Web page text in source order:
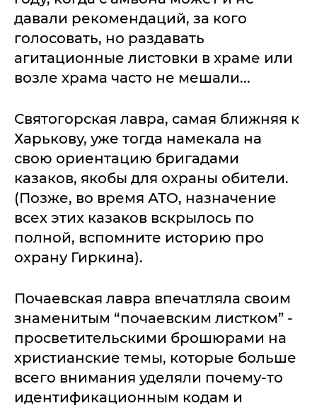
давали рекомендаций, за кого
голосовать, но раздавать
агитационные листовки в храме или
возле храма часто не мешали...
Святогорская лавра, самая ближняя к
Харькову, уже тогда намекала на
свою ориентацию бригадами
казаков, якобы для охраны обители.
(Позже, во время АТО, назначение
всех этих казаков вскрылось по
полной, вспомните историю про
охрану Гиркина).
Почаевская лавра впечатляла своим
знаменитым “почаевским листком” -
просветительскими брошюрами на
христианские темы, которые больше
всего внимания уделяли почему-то
идентификационным кодам и